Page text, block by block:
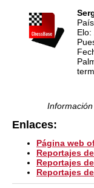
Elo:
Enlaces:
Página web
Reportajes
Reportajes
Reportajes